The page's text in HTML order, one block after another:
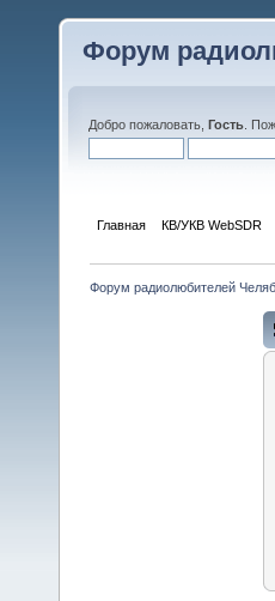
Форум
Добро пожаловать, Гость .
Главная КВ/УКВ WebSDR
Форум радиолюбителей